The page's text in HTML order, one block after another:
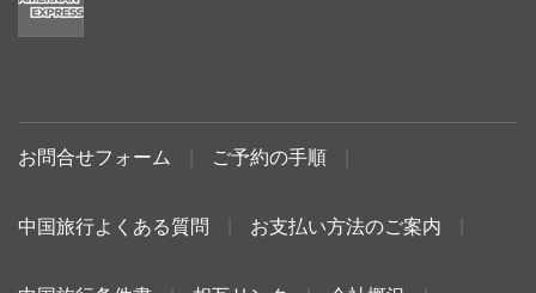
お問合せフォーム ご予約の手順
中国旅行よくある質問 お支払い方法のご案内